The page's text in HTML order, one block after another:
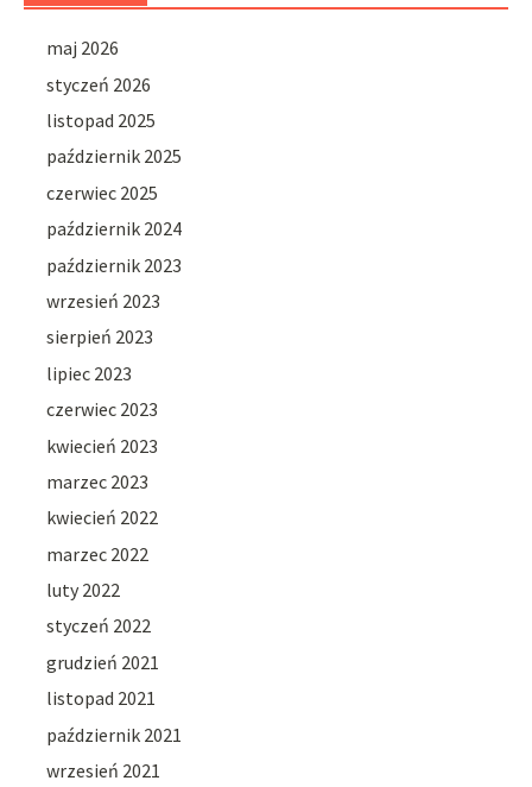
maj 2026
styczeń 2026
listopad 2025
październik 2025
czerwiec 2025
październik 2024
październik 2023
wrzesień 2023
sierpień 2023
lipiec 2023
czerwiec 2023
kwiecień 2023
marzec 2023
kwiecień 2022
marzec 2022
luty 2022
styczeń 2022
grudzień 2021
listopad 2021
październik 2021
wrzesień 2021